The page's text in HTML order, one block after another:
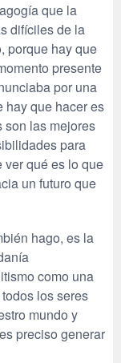
que la
difíciles de la
porque hay que
presente
por una
hay que hacer es
son las mejores
para
ver qué es lo que
un futuro que
hago, es la
como una
los seres
mundo y
preciso generar